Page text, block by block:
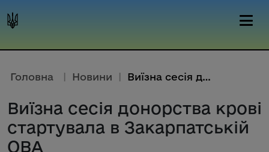
Головна | Новини | Виїзна сесія донорства крові с...
Виїзна сесія донорства крові
стартувала в Закарпатській
ОВА